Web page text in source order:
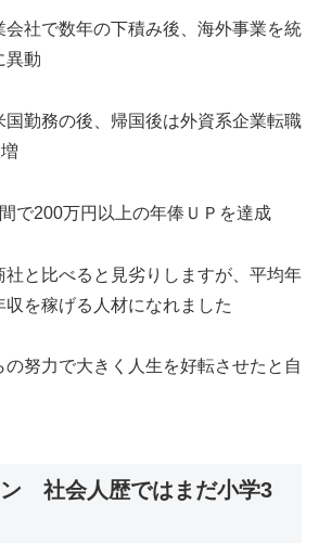
会社で数年の下積み後、海外事業を統
異動
国勤務の後、帰国後は外資系企業転職
で200万円以上の年俸ＵＰを達成
社と比べると見劣りしますが、平均年
を稼げる人材になれました
努力で大きく人生を好転させたと自
社会人歴ではまだ小学3